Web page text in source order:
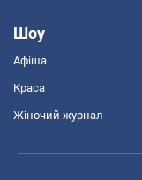
Шоу
Афіша
Краса
Жіночий журнал